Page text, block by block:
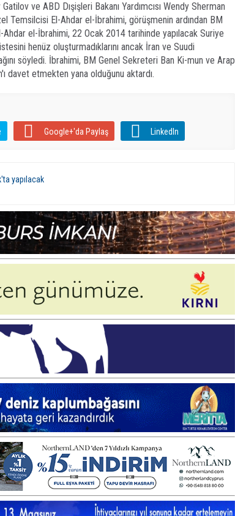
ve ABD Dışişleri Bakanı Yardımcısı Wendy Sherman
Temsilcisi El-Ahdar el-İbrahimi, görüşmenin ardından BM
Ahdar el-İbrahimi, 22 Ocak 2014 tarihinde yapılacak Suriye
henüz oluşturmadıklarını ancak İran ve Suudi
söyledi. İbrahimi, BM Genel Sekreteri Ban Ki-mun ve Arap
davet etmekten yana olduğunu aktardı.
Google+'da Paylaş LinkedIn
yapılacak